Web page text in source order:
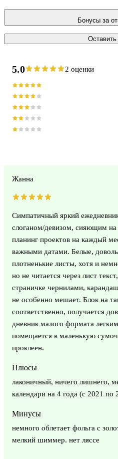
Бонусы за
Оставить
5.0 2 оценки
Жанна
Симпатичный яркий
слоганом/девизом, сияющим на
планинг проектов на каждый
важными датами. Белые,
плотненькие листы, хотя и
но не читается через лист
страничке чернилами,
не особенно мешает. Блок на
соответственно, получается
дневник малого формата
помещается в маленькую
проклеен.
Плюсы
лаконичный, ничего лишнего,
календари на 4 года (с 2021 по
Минусы
немного облетает фольга с
мелкий шиммер. нет ляссе